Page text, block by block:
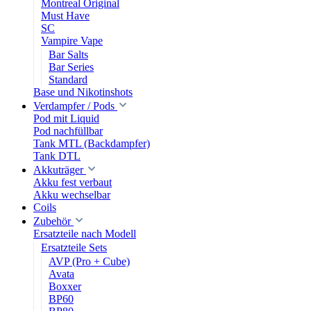
Montreal Original
Must Have
SC
Vampire Vape
Bar Salts
Bar Series
Standard
Base und Nikotinshots
Verdampfer / Pods
Pod mit Liquid
Pod nachfüllbar
Tank MTL (Backdampfer)
Tank DTL
Akkuträger
Akku fest verbaut
Akku wechselbar
Coils
Zubehör
Ersatzteile nach Modell
Ersatzteile Sets
AVP (Pro + Cube)
Avata
Boxxer
BP60